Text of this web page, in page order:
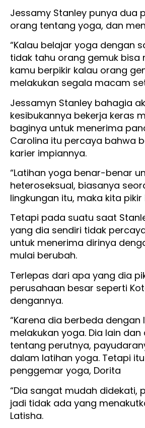
Jessamy Stanley punya dua
orang tentang yoga, dan
“Kalau belajar yoga dengan
tidak tahu orang gemuk bisa
kamu berpikir kalau orang
melakukan segala macam
Jessamyn Stanley bahagia
kesibukannya bekerja keras
baginya untuk menerima
Carolina itu percaya bahwa
karier impiannya.
“Latihan yoga benar-benar
heteroseksual, biasanya
lingkungan itu, maka kita
Tetapi pada suatu saat
yang dia sendiri tidak
untuk menerima dirinya
mulai berubah.
Terlepas dari apa yang dia
perusahaan besar seperti
dengannya.
“Karena dia berbeda
melakukan yoga. Dia lain
tentang perutnya,
dalam latihan yoga. Tetapi
penggemar yoga, Dorita
“Dia sangat mudah didekati,
jadi tidak ada yang
Latisha.